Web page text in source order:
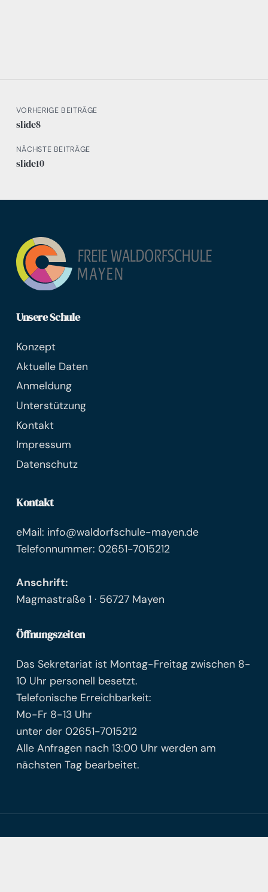
VORHERIGE BEITRÄGE
slide8
NÄCHSTE BEITRÄGE
slide10
Unsere Schule
Konzept
Aktuelle Daten
Anmeldung
Unterstützung
Kontakt
Impressum
Datenschutz
Kontakt
eMail: info@waldorfschule-mayen.de
Telefonnummer: 02651-7015212
Anschrift:
Magmastraße 1 · 56727 Mayen
Öffnungszeiten
Das Sekretariat ist Montag-Freitag zwischen 8-
10 Uhr personell besetzt.
Telefonische Erreichbarkeit:
Mo-Fr 8-13 Uhr
unter der 02651-7015212
Alle Anfragen nach 13:00 Uhr werden am
nächsten Tag bearbeitet.